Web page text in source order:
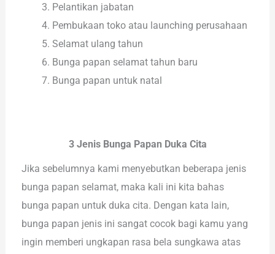
Pelantikan jabatan
Pembukaan toko atau launching perusahaan
Selamat ulang tahun
Bunga papan selamat tahun baru
Bunga papan untuk natal
3 Jenis Bunga Papan Duka Cita
Jika sebelumnya kami menyebutkan beberapa jenis
bunga papan selamat, maka kali ini kita bahas
bunga papan untuk duka cita. Dengan kata lain,
bunga papan jenis ini sangat cocok bagi kamu yang
ingin memberi ungkapan rasa bela sungkawa atas